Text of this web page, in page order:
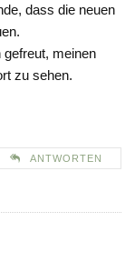
dass die neuen
meinen
zu sehen.
ANTWORTEN